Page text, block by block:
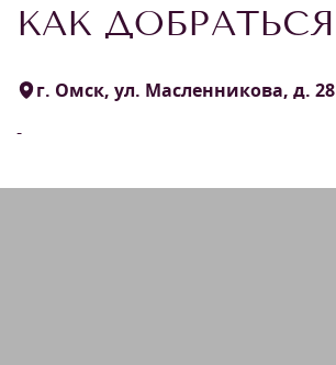
КАК ДОБРАТЬСЯ
г. Омск, ул. Масленникова, д. 28
-